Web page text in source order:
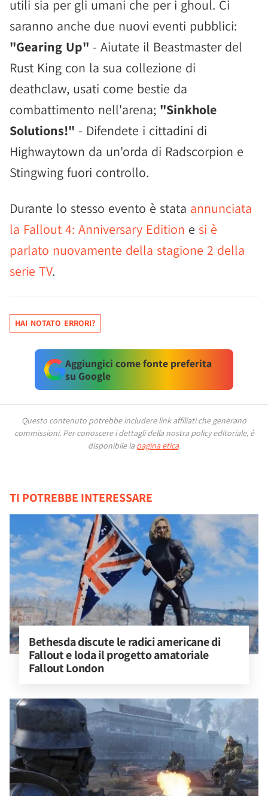
utili sia per gli umani che per i ghoul. Ci
saranno anche due nuovi eventi pubblici:
"Gearing Up" - Aiutate il Beastmaster del
Rust King con la sua collezione di
deathclaw, usati come bestie da
combattimento nell'arena; "Sinkhole
Solutions!" - Difendete i cittadini di
Highwaytown da un'orda di Radscorpion e
Stingwing fuori controllo.
Durante lo stesso evento è stata annunciata
la Fallout 4: Anniversary Edition e si è
parlato nuovamente della stagione 2 della
serie TV.
HAI NOTATO ERRORI?
Aggiungici come fonte preferita
su Google
Questo contenuto potrebbe includere link affiliati che generano
commissioni. Per conoscere i dettagli della nostra policy editoriale, è
disponibile la pagina etica.
TI POTREBBE INTERESSARE
Bethesda discute le radici americane di
Fallout e loda il progetto amatoriale
Fallout London